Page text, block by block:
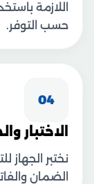
اللازمة
حسب التوفر.
04
الاختبار
نختبر
الضمان